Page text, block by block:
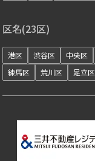
区名(23区)
港区 渋谷区 中央区
練馬区
荒川区 足立区